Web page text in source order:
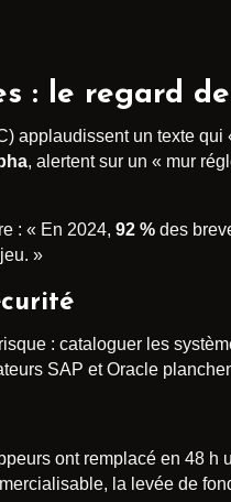
: le regard
applaudissent un texte
, alertent sur un « mur
: « En 2024, 92 % des
»
: cataloguer les
SAP et Oracle
ont remplacé en 48
la levée de